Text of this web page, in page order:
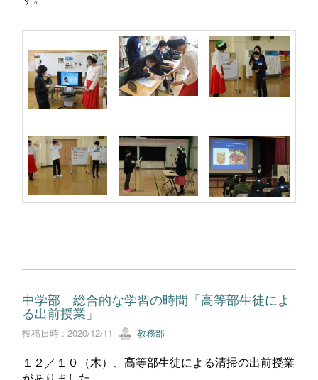
中学部 総合的な学習の時間「高等部生徒によ
る出前授業」
投稿日時 : 2020/12/11 教務部
１２／１０（木）、高等部生徒による清掃の出前授業